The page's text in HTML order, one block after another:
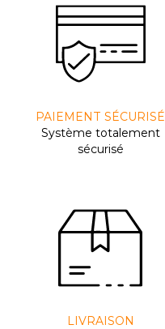
PAIEMENT SÉCURISÉ
Système totalement
sécurisé
LIVRAISON